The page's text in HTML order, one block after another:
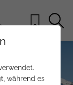
während es